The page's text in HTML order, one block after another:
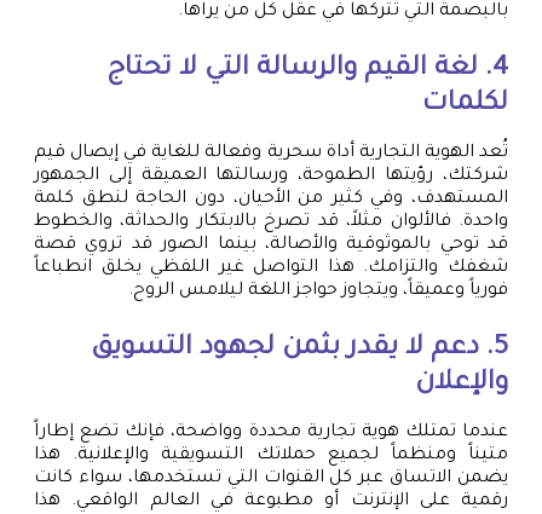
بالبصمة التي تتركها في عقل كل من يراها.
4. لغة القيم والرسالة التي لا تحتاج
لكلمات
تُعد الهوية التجارية أداة سحرية وفعالة للغاية في إيصال قيم
شركتك، رؤيتها الطموحة، ورسالتها العميقة إلى الجمهور
المستهدف، وفي كثير من الأحيان، دون الحاجة لنطق كلمة
واحدة. فالألوان مثلاً، قد تصرخ بالابتكار والحداثة، والخطوط
قد توحي بالموثوقية والأصالة، بينما الصور قد تروي قصة
شغفك والتزامك. هذا التواصل غير اللفظي يخلق انطباعاً
فورياً وعميقاً، ويتجاوز حواجز اللغة ليلامس الروح.
5. دعم لا يقدر بثمن لجهود التسويق
والإعلان
عندما تمتلك هوية تجارية محددة وواضحة، فإنك تضع إطاراً
متيناً ومنظماً لجميع حملاتك التسويقية والإعلانية. هذا
يضمن الاتساق عبر كل القنوات التي تستخدمها، سواء كانت
رقمية على الإنترنت أو مطبوعة في العالم الواقعي. هذا